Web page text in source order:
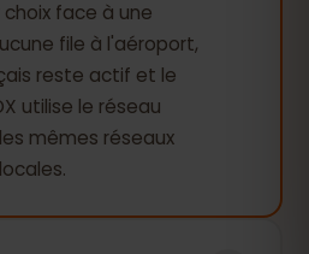
face à une
file à l'aéroport,
reste actif et le
utilise le réseau
mêmes réseaux